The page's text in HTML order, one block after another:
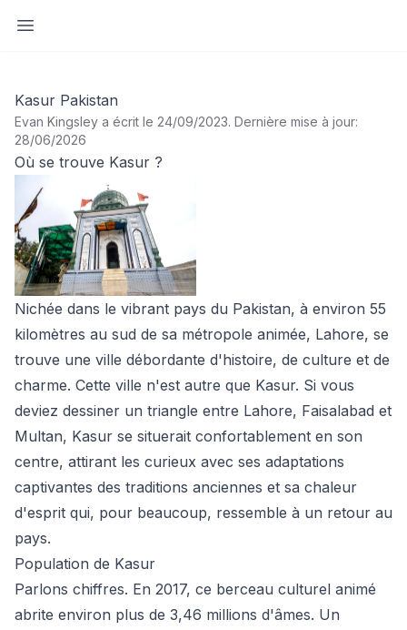
Ouvrir la barre latérale
Kasur Pakistan
Evan Kingsley a écrit le 24/09/2023. Dernière mise à jour:
28/06/2026
Où se trouve Kasur ?
Nichée dans le vibrant pays du Pakistan, à environ 55
kilomètres au sud de sa métropole animée, Lahore, se
trouve une ville débordante d'histoire, de culture et de
charme. Cette ville n'est autre que Kasur. Si vous
deviez dessiner un triangle entre Lahore, Faisalabad et
Multan, Kasur se situerait confortablement en son
centre, attirant les curieux avec ses adaptations
captivantes des traditions anciennes et sa chaleur
d'esprit qui, pour beaucoup, ressemble à un retour au
pays.
Population de Kasur
Parlons chiffres. En 2017, ce berceau culturel animé
abrite environ plus de 3,46 millions d'âmes. Un